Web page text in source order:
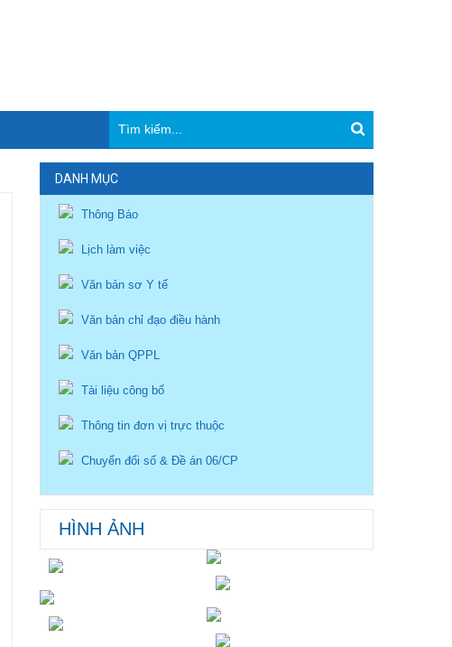
DANH MỤC
Thông Báo
Lịch làm việc
Văn bản sơ Y tế
Văn bản chỉ đạo điều hành
Văn bản QPPL
Tài liệu công bố
Thông tin đơn vị trực thuộc
Chuyển đổi số & Đề án 06/CP
HÌNH ẢNH